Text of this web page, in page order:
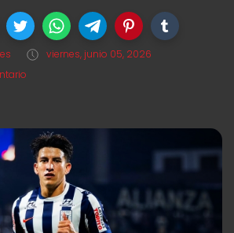
viernes, junio 05, 2026